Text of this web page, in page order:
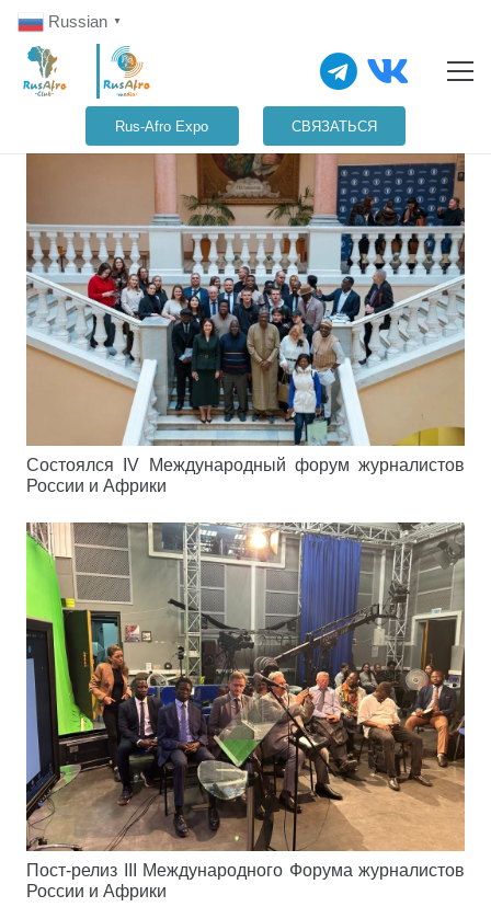
Russian ▼
Rus-Afro Expo СВЯЗАТЬСЯ
Состоялся IV Международный форум журналистов
России и Африки
Пост-релиз III Международного Форума журналистов
России и Африки